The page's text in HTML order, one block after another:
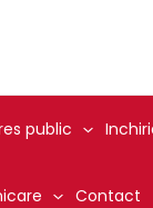
public
Contact